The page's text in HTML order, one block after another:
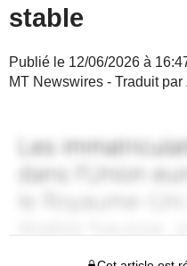
stable
Publié le 12/06/2026 à
MT Newswires - Traduit